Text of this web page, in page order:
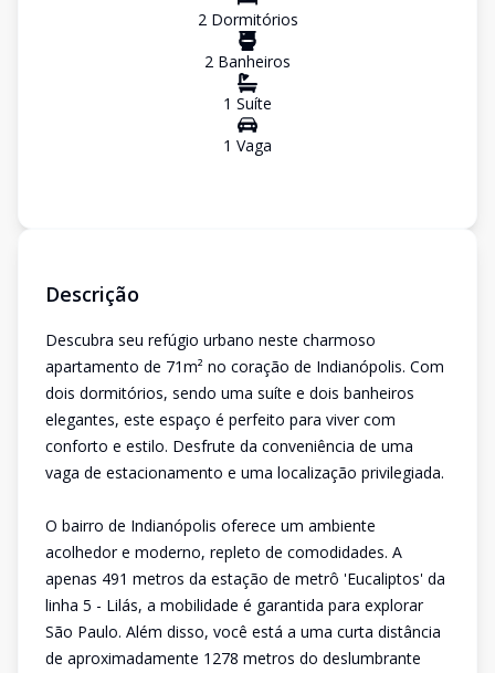
2Dormitórios
2 Banheiros
1 Suíte
1 Vaga
Descrição
Descubra seu refúgio urbano neste charmoso
apartamento de 71m² no coração de Indianópolis. Com
dois dormitórios, sendo uma suíte e dois banheiros
elegantes, este espaço é perfeito para viver com
conforto e estilo. Desfrute da conveniência de uma
vaga de estacionamento e uma localização privilegiada.
O bairro de Indianópolis oferece um ambiente
acolhedor e moderno, repleto de comodidades. A
apenas 491 metros da estação de metrô 'Eucaliptos' da
linha 5 - Lilás, a mobilidade é garantida para explorar
São Paulo. Além disso, você está a uma curta distância
de aproximadamente 1278 metros do deslumbrante